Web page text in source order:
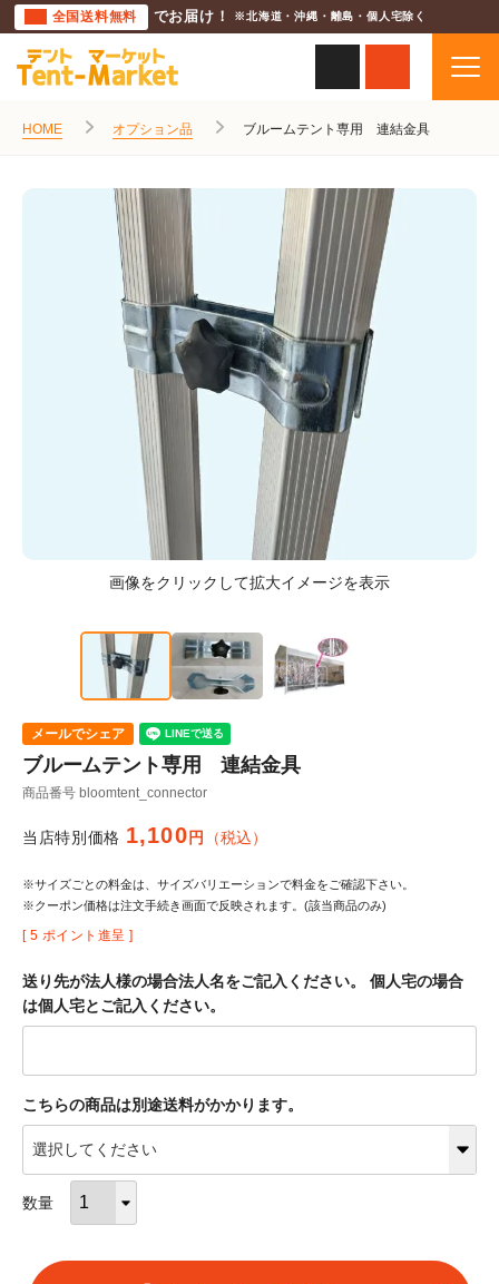
全国送料無料 でお届け！ ※北海道・沖縄・離島・個人宅除く
HOME オプション品 ブルームテント専用 連結金具
ブルームテント専用 連結金具
商品番号 bloomtent_connector
当店特別価格 1,100 税込
※サイズごとの料金は、サイズバリエーションで料金をご確認下さい。
※クーポン価格は注文手続き画面で反映されます。(該当商品のみ)
[ 5 ポイント進呈 ]
送り先が法人様の場合法人名をご記入ください。 個人宅の場合
は個人宅とご記入ください。
こちらの商品は別途送料がかかります。
メールでシェア